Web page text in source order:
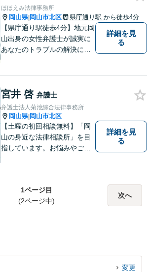
す。 お気軽にお問い合わせく
ださい。
ほほえみ法律事務所
岡山県|岡山市北区 県庁通り駅 から徒歩4分
【県庁通り駅徒歩4分】地元岡
山出身の女性弁護士が誠実に
あなたのトラブルの解決に向
詳細を見
る
宮井 啓 弁護士
弁護士法人菊池綜合法律事務所
岡山県|岡山市北区
【土曜の初回相談無料】「岡
山の身近な法律相談所」を目
指しています。お悩みやご不
でも構いません。お気軽にご
相談ください。【土曜日も受
詳細を見
る
1ページ目
(2ページ中)
次へ
変更